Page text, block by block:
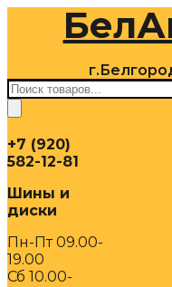
содержимому
Поиск
товаров
+7 (920)
582-12-81
Шины и
диски
Пн-Пт 09.00-
19.00
Сб 10.00-